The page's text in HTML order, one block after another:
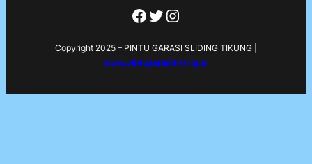
Facebook
Twitter
Instagram
Copyright 2025 – PINTU GARASI SLIDING TIKUNG |
www.pintugarasitikung.id